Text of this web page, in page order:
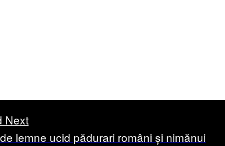
Next
lemne ucid pădurari români și nimănui